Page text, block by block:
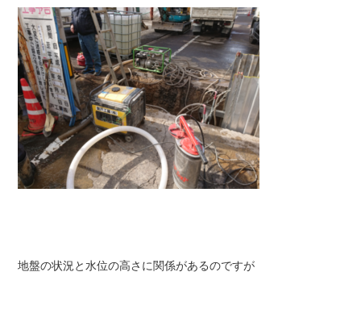
地盤の状況と水位の高さに関係があるのですが